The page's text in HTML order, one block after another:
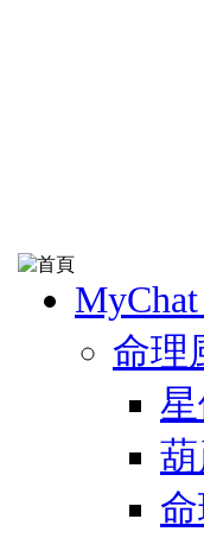
命理